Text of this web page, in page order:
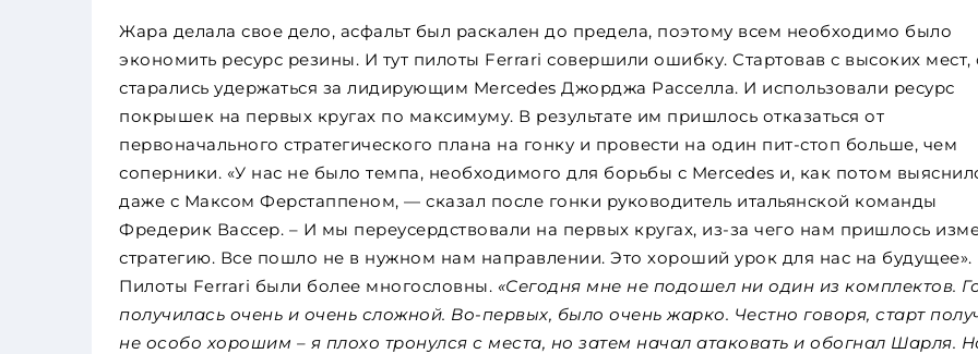
Жара делала свое дело, асфальт был раскален до предела, поэтому всем необходимо было
экономить ресурс резины. И тут пилоты Ferrari совершили ошибку. Стартовав с высоких мест,
старались удержаться за лидирующим Mercedes Джорджа Расселла. И использовали ресурс
покрышек на первых кругах по максимуму. В результате им пришлось отказаться от
первоначального стратегического плана на гонку и провести на один пит-стоп больше, чем
соперники. «У нас не было темпа, необходимого для борьбы с Mercedes и, как потом
даже с Максом Ферстаппеном, — сказал после гонки руководитель итальянской команды
Фредерик Вассер. – И мы переусердствовали на первых кругах, из-за чего нам пришлось
стратегию. Все пошло не в нужном нам направлении. Это хороший урок для нас на будущее».
Пилоты Ferrari были более многословны. «Сегодня мне не подошел ни один из комплектов.
получилась очень и очень сложной. Во-первых, было очень жарко. Честно говоря, старт
не особо хорошим – я плохо тронулся с места, но затем начал атаковать и обогнал Шарля.